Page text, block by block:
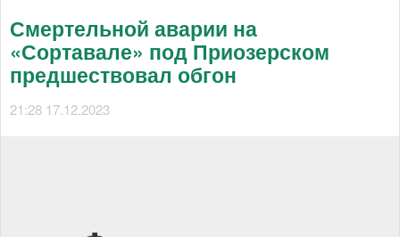
Смертельной аварии на
«Сортавале» под Приозерском
предшествовал обгон
21:28 17.12.2023